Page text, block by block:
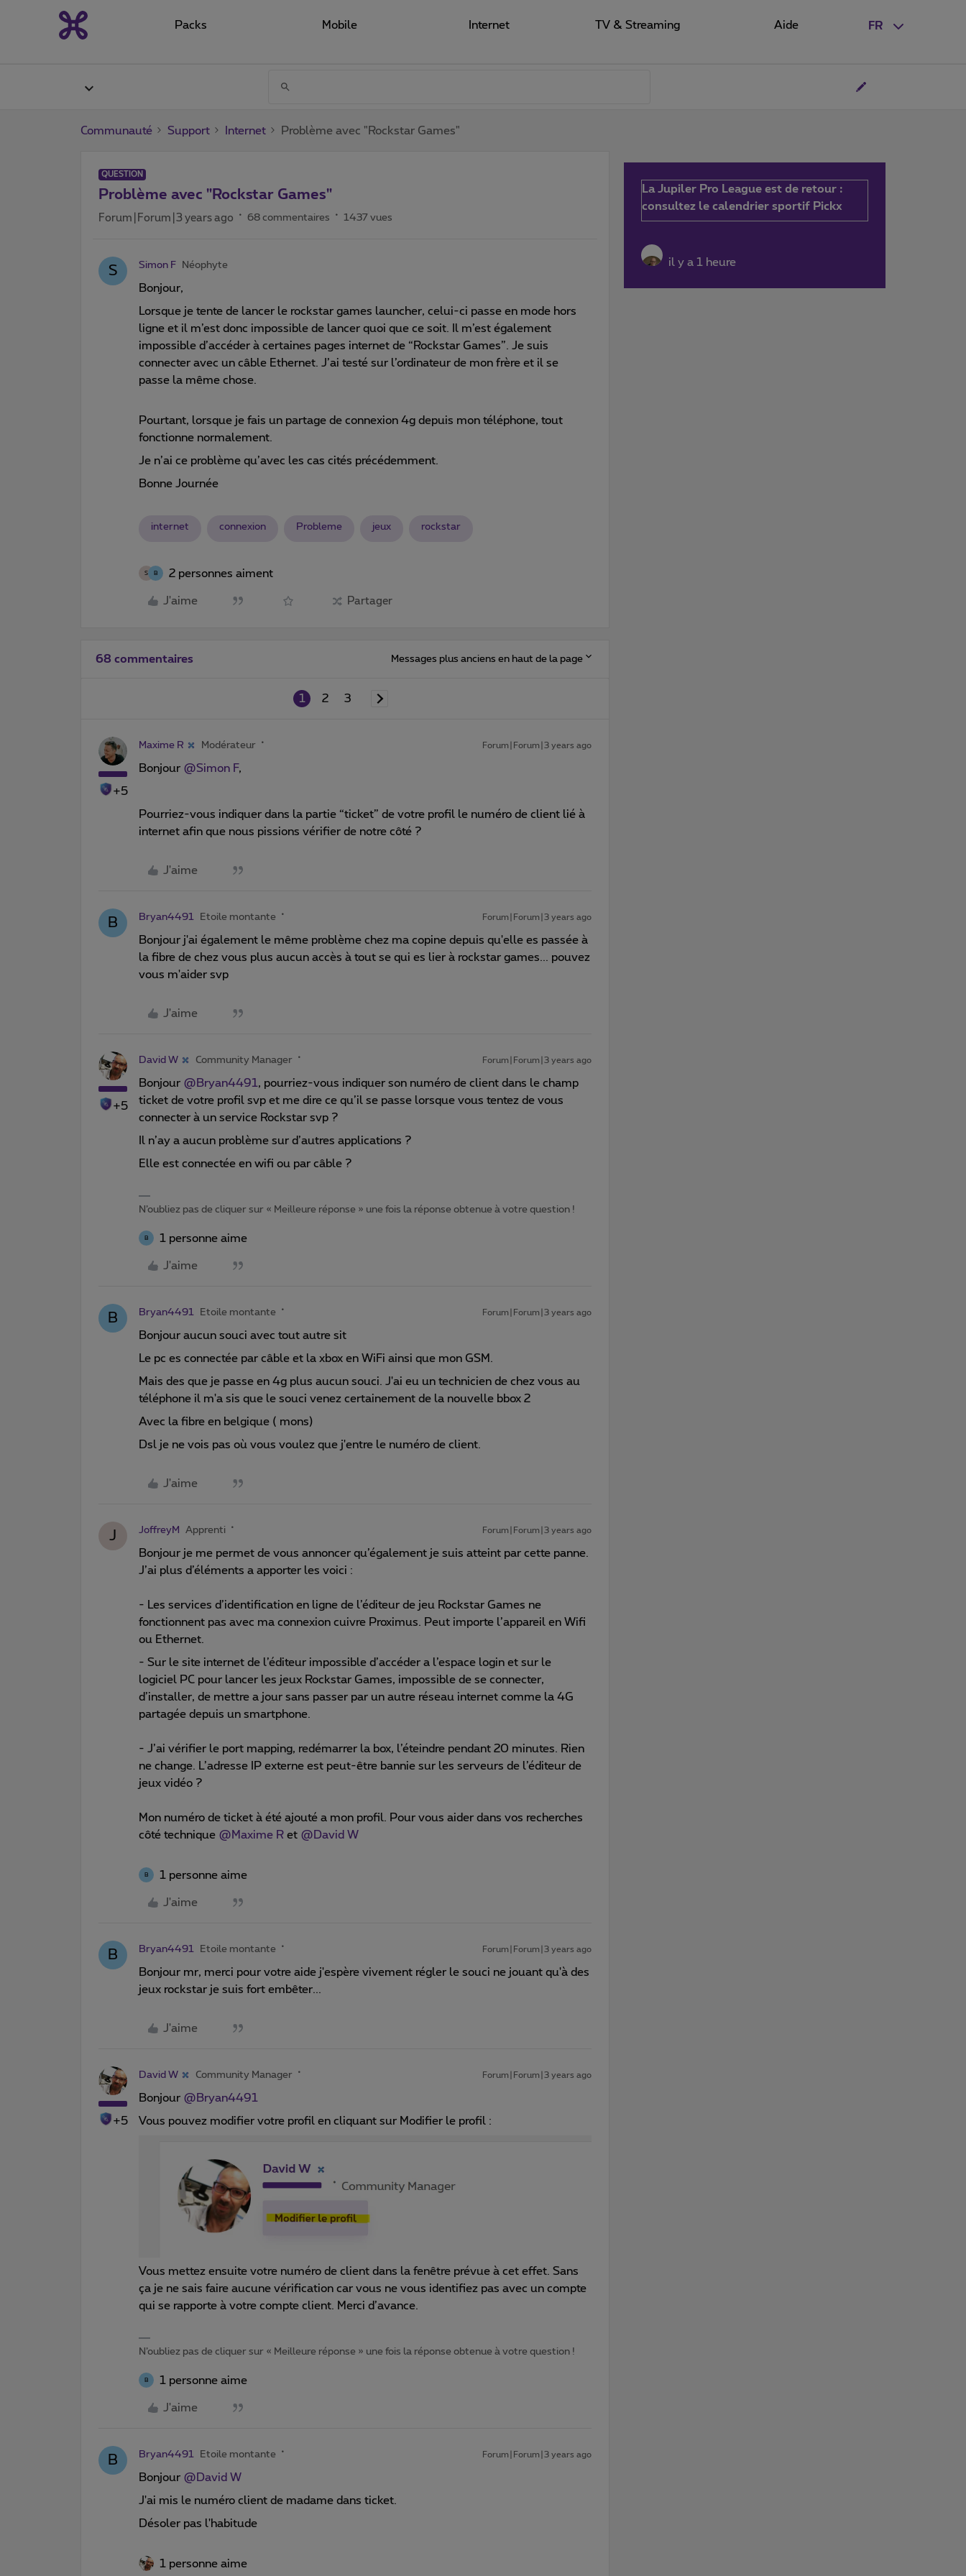
FR
Packs Mobile Internet TV & Streaming Aide
Communauté Support Internet Problème avec "Rockstar Games"
QUESTION
Problème avec "Rockstar Games"
Forum|Forum|3 years ago 68 commentaires 1437 vues
S Simon F Néophyte
Bonjour,
Lorsque je tente de lancer le rockstar games launcher, celui-ci passe en mode hors
ligne et il m’est donc impossible de lancer quoi que ce soit. Il m’est également
impossible d’accéder à certaines pages internet de “Rockstar Games”. Je suis
connecter avec un câble Ethernet. J’ai testé sur l’ordinateur de mon frère et il se
passe la même chose.
Pourtant, lorsque je fais un partage de connexion 4g depuis mon téléphone, tout
fonctionne normalement.
Je n’ai ce problème qu’avec les cas cités précédemment.
Bonne Journée
internet connexion Probleme jeux rockstar
S B 2 personnes aiment
J'aime Partager
68 commentaires Messages plus anciens en haut de la page
1 2 3
+5
Maxime R Modérateur Forum|Forum|3 years ago
Bonjour @Simon F,
Pourriez-vous indiquer dans la partie “ticket” de votre profil le numéro de client lié à
internet afin que nous pissions vérifier de notre côté ?
J'aime
B Bryan4491 Etoile montante Forum|Forum|3 years ago
Bonjour j'ai également le même problème chez ma copine depuis qu'elle es passée à
la fibre de chez vous plus aucun accès à tout se qui es lier à rockstar games... pouvez
vous m'aider svp
J'aime
+5
David W Community Manager Forum|Forum|3 years ago
Bonjour @Bryan4491, pourriez-vous indiquer son numéro de client dans le champ
ticket de votre profil svp et me dire ce qu’il se passe lorsque vous tentez de vous
connecter à un service Rockstar svp ?
Il n’ay a aucun problème sur d’autres applications ?
Elle est connectée en wifi ou par câble ?
N’oubliez pas de cliquer sur « Meilleure réponse » une fois la réponse obtenue à votre question !
B 1 personne aime
J'aime
B Bryan4491 Etoile montante Forum|Forum|3 years ago
Bonjour aucun souci avec tout autre sit
Le pc es connectée par câble et la xbox en WiFi ainsi que mon GSM.
Mais des que je passe en 4g plus aucun souci. J'ai eu un technicien de chez vous au
téléphone il m'a sis que le souci venez certainement de la nouvelle bbox 2
Avec la fibre en belgique ( mons)
Dsl je ne vois pas où vous voulez que j'entre le numéro de client.
J'aime
J JoffreyM Apprenti Forum|Forum|3 years ago
Bonjour je me permet de vous annoncer qu’également je suis atteint par cette panne.
J’ai plus d’éléments a apporter les voici :
- Les services d’identification en ligne de l’éditeur de jeu Rockstar Games ne
fonctionnent pas avec ma connexion cuivre Proximus. Peut importe l’appareil en Wifi
ou Ethernet.
- Sur le site internet de l’éditeur impossible d’accéder a l’espace login et sur le
logiciel PC pour lancer les jeux Rockstar Games, impossible de se connecter,
d’installer, de mettre a jour sans passer par un autre réseau internet comme la 4G
partagée depuis un smartphone.
- J’ai vérifier le port mapping, redémarrer la box, l’éteindre pendant 20 minutes. Rien
ne change. L’adresse IP externe est peut-être bannie sur les serveurs de l’éditeur de
jeux vidéo ?
Mon numéro de ticket à été ajouté a mon profil. Pour vous aider dans vos recherches
côté technique @Maxime R et @David W
B 1 personne aime
J'aime
B Bryan4491 Etoile montante Forum|Forum|3 years ago
Bonjour mr, merci pour votre aide j'espère vivement régler le souci ne jouant qu'à des
jeux rockstar je suis fort embêter...
J'aime
+5
David W Community Manager Forum|Forum|3 years ago
Bonjour @Bryan4491
Vous pouvez modifier votre profil en cliquant sur Modifier le profil :
Vous mettez ensuite votre numéro de client dans la fenêtre prévue à cet effet. Sans
ça je ne sais faire aucune vérification car vous ne vous identifiez pas avec un compte
qui se rapporte à votre compte client. Merci d’avance.
N’oubliez pas de cliquer sur « Meilleure réponse » une fois la réponse obtenue à votre question !
B 1 personne aime
J'aime
B Bryan4491 Etoile montante Forum|Forum|3 years ago
Bonjour @David W
J'ai mis le numéro client de madame dans ticket.
Désoler pas l'habitude
1 personne aime
La Jupiler Pro League est de retour :
consultez le calendrier sportif Pickx
il y a 1 heure